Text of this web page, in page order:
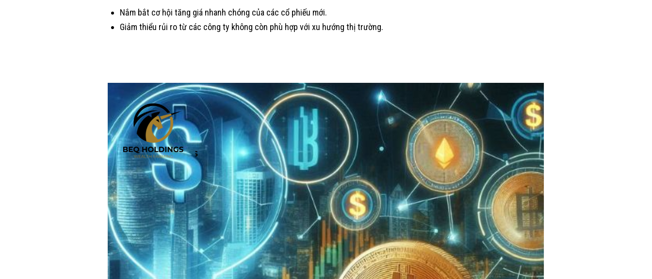
Nắm bắt cơ hội tăng giá nhanh chóng của các cổ phiếu mới.
Giảm thiểu rủi ro từ các công ty không còn phù hợp với xu hướng thị trường.